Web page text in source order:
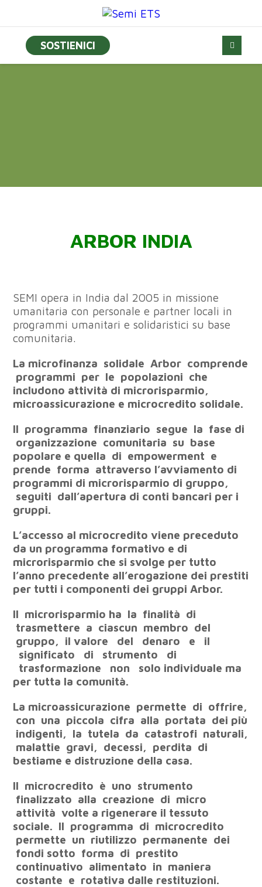
SOSTIENICI
ARBOR INDIA
SEMI opera in India dal 2005 in missione
umanitaria con personale e partner locali in
programmi umanitari e solidaristici su base
comunitaria.
La microfinanza solidaleArbor comprende
programmi per le popolazioni che
includono attività di microrisparmio,
microassicurazione e microcredito solidale.
Il programma finanziario segue la fase di
organizzazione comunitaria su base
popolare e quella di empowerment e
prende forma attraverso l’avviamento di
programmi di microrisparmio di gruppo,
seguiti dall’apertura di conti bancari per i
gruppi.
L’accesso al microcreditoviene preceduto
da un programma formativo e di
microrisparmio che si svolge per tutto
l’anno precedente all’erogazione dei prestiti
per tutti i componenti dei gruppi Arbor.
Il microrisparmio ha la finalità di
trasmettere a ciascun membro del
gruppo, ilvalore del denaro e il
significato di strumento di
trasformazione non solo individuale ma
per tutta la comunità.
La microassicurazione permette di offrire,
con una piccola cifra alla portata dei più
indigenti, la tutela da catastrofi naturali,
malattie gravi, decessi, perdita di
bestiame e distruzione della casa.
Il microcredito è uno strumento
finalizzato alla creazione di micro
attivitàvolte a rigenerare il tessuto
sociale. Il programma di microcredito
permette un riutilizzo permanente dei
fondi sotto forma di prestito
continuativo alimentato in maniera
costante e rotativa dalle restituzioni.